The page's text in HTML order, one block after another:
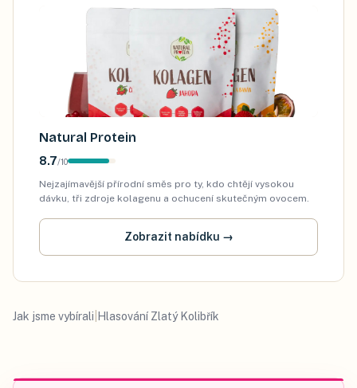
Natural Protein
8.7/10
Nejzajímavější přírodní směs pro ty, kdo chtějí vysokou
dávku, tři zdroje kolagenu a ochucení skutečným ovocem.
Zobrazit nabídku →
Jak jsme vybírali Hlasování Zlatý Kolibřík